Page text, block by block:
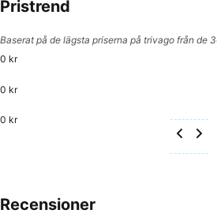
Pristrend
Baserat på de lägsta priserna på trivago från de
0 kr
0 kr
0 kr
Recensioner